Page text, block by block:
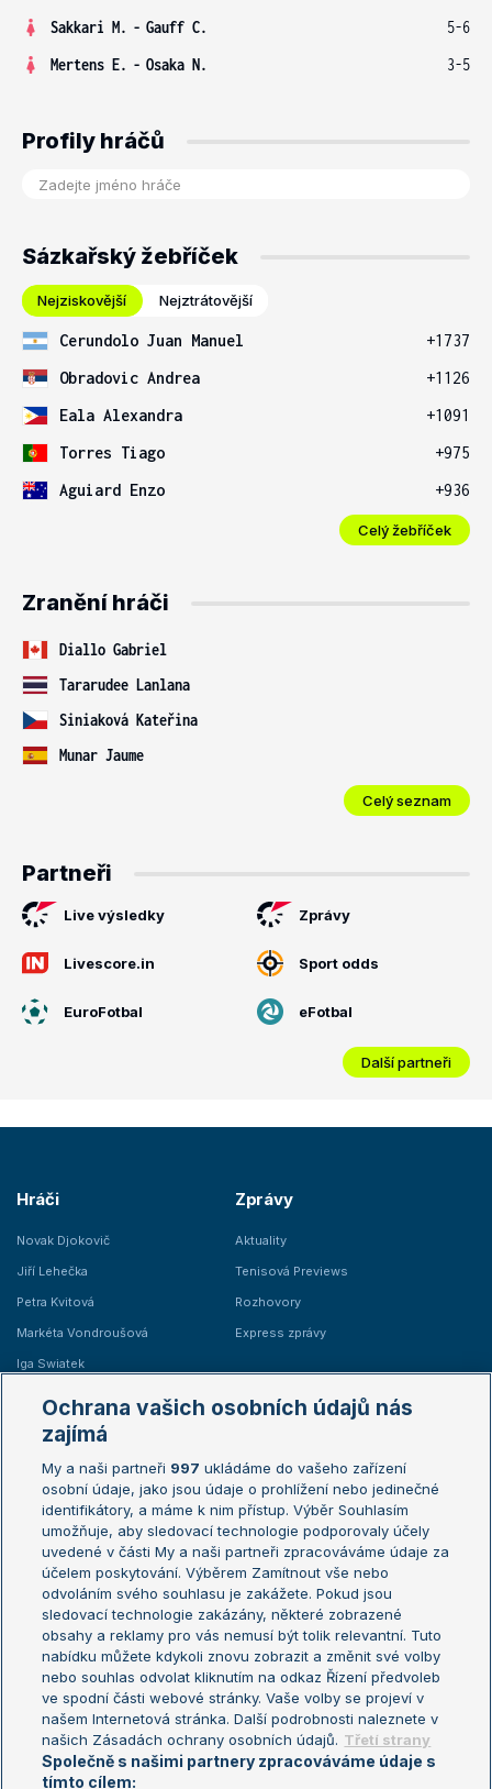
Sakkari M. - Gauff C.
5-6
Mertens E. - Osaka N. 3-5
Profily hráčů
Sázkařský žebříček
Nejziskovější Nejztrátovější
Cerundolo Juan Manuel
+1737
Obradovic Andrea
+1126
Eala Alexandra
+1091
Torres Tiago
+975
Aguiard Enzo
+936
Celý žebříček
Zranění hráči
Diallo Gabriel
Tararudee Lanlana
Siniaková Kateřina
Munar Jaume
Celý seznam
Partneři
Live výsledky Zprávy
Livescore.in Sport odds
EuroFotbal eFotbal
Další partneři
Hráči
Novak Djokovič
Jiří Lehečka
Petra Kvitová
Markéta Vondroušová
Iga Swiatek
Zprávy
Aktuality
Tenisová Previews
Rozhovory
Express zprávy
Žebříčky
Žebříček ATP (muži)
Žebříček WTA (ženy)
Sázkařský žebříček
Australian Open
French Open
Wimbledon
US Open
Turnaj mistrů
Turnaj mistryň
Aktualní trendy
Fotbalové přestupy
Livesport Daily
LS Prague Open
Ochrana vašich osobních údajů nás
zajímá
My a naši partneři 997 ukládáme do vašeho zařízení
osobní údaje, jako jsou údaje o prohlížení nebo jedinečné
identifikátory, a máme k nim přístup. Výběr Souhlasím
umožňuje, aby sledovací technologie podporovaly účely
uvedené v části My a naši partneři zpracováváme údaje za
účelem poskytování. Výběrem Zamítnout vše nebo
odvoláním svého souhlasu je zakážete. Pokud jsou
sledovací technologie zakázány, některé zobrazené
obsahy a reklamy pro vás nemusí být tolik relevantní. Tuto
nabídku můžete kdykoli znovu zobrazit a změnit své volby
nebo souhlas odvolat kliknutím na odkaz Řízení předvoleb
ve spodní části webové stránky. Vaše volby se projeví v
našem Internetová stránka. Další podrobnosti naleznete v
našich Zásadách ochrany osobních údajů. Třetí strany
Společně s našimi partnery zpracováváme údaje s
tímto cílem: